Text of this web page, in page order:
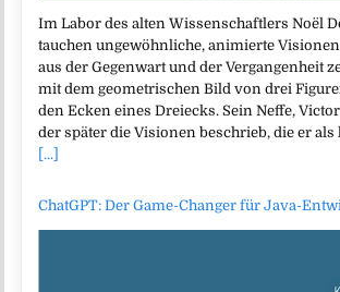
Im Labor des alten Wissenschaftlers Noël
tauchen ungewöhnliche, animierte
aus der Gegenwart und der Vergangenheit
mit dem geometrischen Bild von drei
den Ecken eines Dreiecks. Sein Neffe,
der später die Visionen beschrieb, die er
[...]
ChatGPT: Der Game-Changer für Java-